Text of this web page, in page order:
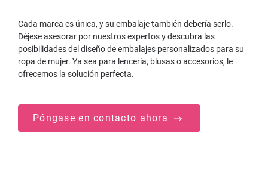
Cada marca es única, y su embalaje también debería serlo.
Déjese asesorar por nuestros expertos y descubra las
posibilidades del diseño de embalajes personalizados para su
ropa de mujer. Ya sea para lencería, blusas o accesorios, le
ofrecemos la solución perfecta.
Póngase en contacto ahora